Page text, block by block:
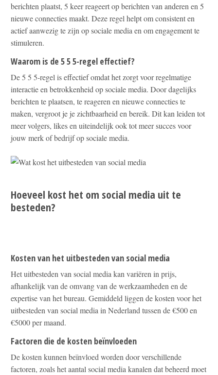
berichten plaatst, 5 keer reageert op berichten van anderen en 5
nieuwe connecties maakt. Deze regel helpt om consistent en
actief aanwezig te zijn op sociale media en om engagement te
stimuleren.
Waarom is de 5 5 5-regel effectief?
De 5 5 5-regel is effectief omdat het zorgt voor regelmatige
interactie en betrokkenheid op sociale media. Door dagelijks
berichten te plaatsen, te reageren en nieuwe connecties te
maken, vergroot je je zichtbaarheid en bereik. Dit kan leiden tot
meer volgers, likes en uiteindelijk ook tot meer succes voor
jouw merk of bedrijf op sociale media.
Hoeveel kost het om social media uit te
besteden?
Kosten van het uitbesteden van social media
Het uitbesteden van social media kan variëren in prijs,
afhankelijk van de omvang van de werkzaamheden en de
expertise van het bureau. Gemiddeld liggen de kosten voor het
uitbesteden van social media in Nederland tussen de €500 en
€5000 per maand.
Factoren die de kosten beïnvloeden
De kosten kunnen beïnvloed worden door verschillende
factoren, zoals het aantal social media kanalen dat beheerd moet